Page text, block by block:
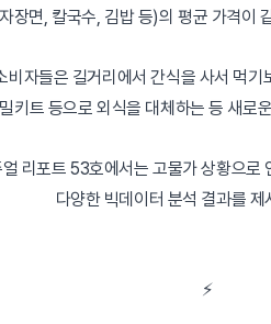
장면, 칼국수, 김밥 등)의 평균 가격이
비자들은 길거리에서 간식을 사서 먹
키트 등으로 외식을 대체하는 등 새로
리포트 53호에서는 고물가 상황으로
다양한 빅데이터 분석 결과를 제
⚡